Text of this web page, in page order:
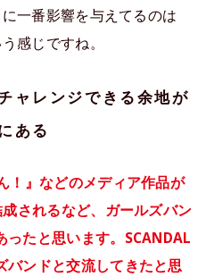
一番影響を与えてるのは
感じですね。
ャレンジできる余地が
ある
』などのメディア作品が
されるなど、ガールズバン
ったと思います。SCANDAL
バンドと交流してきたと思